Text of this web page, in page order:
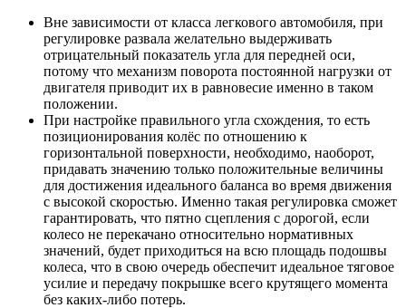
Вне зависимости от класса легкового автомобиля, при
регулировке развала желательно выдерживать
отрицательный показатель угла для передней оси,
потому что механизм поворота постоянной нагрузки от
двигателя приводит их в равновесие именно в таком
положении.
При настройке правильного угла схождения, то есть
позиционирования колёс по отношению к
горизонтальной поверхности, необходимо, наоборот,
придавать значению только положительные величины
для достижения идеального баланса во время движения
с высокой скоростью. Именно такая регулировка сможет
гарантировать, что пятно сцепления с дорогой, если
колесо не перекачано относительно нормативных
значений, будет приходиться на всю площадь подошвы
колеса, что в свою очередь обеспечит идеальное тяговое
усилие и передачу покрышке всего крутящего момента
без каких-либо потерь.